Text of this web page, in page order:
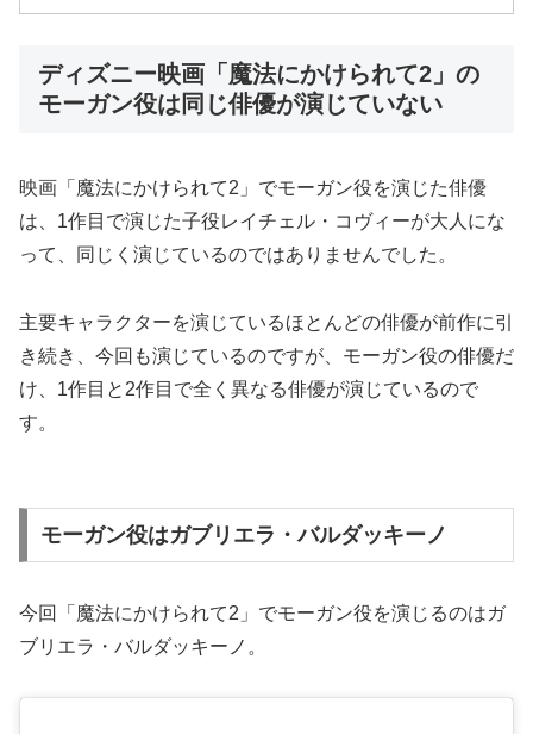
ディズニー映画「魔法にかけられて2」の
モーガン役は同じ俳優が演じていない
映画「魔法にかけられて2」でモーガン役を演じた俳優
は、1作目で演じた子役レイチェル・コヴィーが大人にな
って、同じく演じているのではありませんでした。
主要キャラクターを演じているほとんどの俳優が前作に引
き続き、今回も演じているのですが、モーガン役の俳優だ
け、1作目と2作目で全く異なる俳優が演じているので
す。
モーガン役はガブリエラ・バルダッキーノ
今回「魔法にかけられて2」でモーガン役を演じるのはガ
ブリエラ・バルダッキーノ。